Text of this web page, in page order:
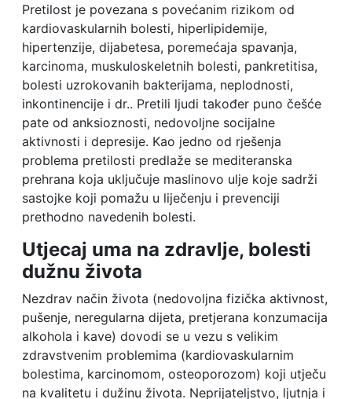
Pretilost je povezana s povećanim rizikom od
kardiovaskularnih bolesti, hiperlipidemije,
hipertenzije, dijabetesa, poremećaja spavanja,
karcinoma, muskuloskeletnih bolesti, pankretitisa,
bolesti uzrokovanih bakterijama, neplodnosti,
inkontinencije i dr.. Pretili ljudi također puno češće
pate od anksioznosti, nedovoljne socijalne
aktivnosti i depresije. Kao jedno od rješenja
problema pretilosti predlaže se mediteranska
prehrana koja uključuje maslinovo ulje koje sadrži
sastojke koji pomažu u liječenju i prevenciji
prethodno navedenih bolesti.
Utjecaj uma na zdravlje, bolesti
dužnu života
Nezdrav način života (nedovoljna fizička aktivnost,
pušenje, neregularna dijeta, pretjerana konzumacija
alkohola i kave) dovodi se u vezu s velikim
zdravstvenim problemima (kardiovaskularnim
bolestima, karcinomom, osteoporozom) koji utječu
na kvalitetu i dužinu života. Neprijateljstvo, ljutnja i